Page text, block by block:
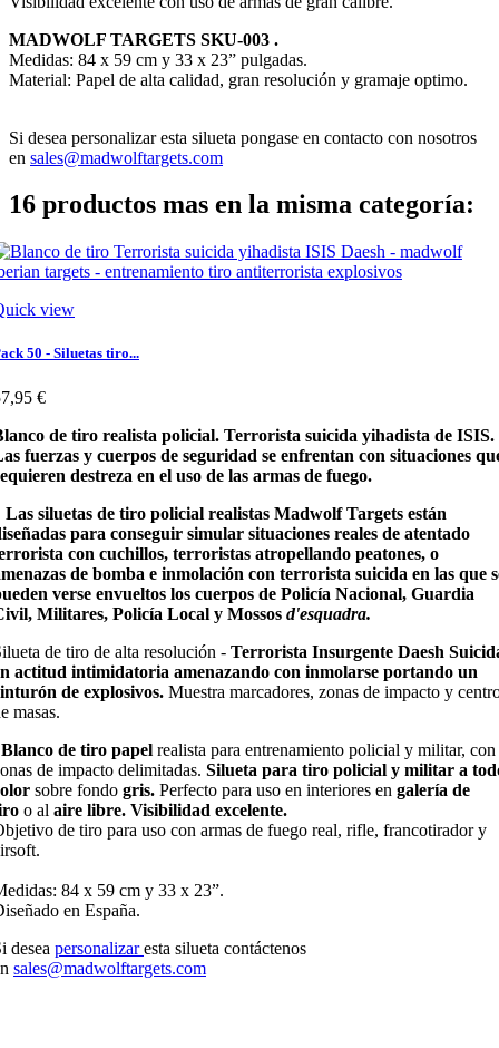
MADWOLF TARGETS SKU-003 .
Medidas: 84 x 59 cm y 33 x 23” pulgadas.
Material: Papel de alta calidad, gran resolución y gramaje optimo.
Si desea personalizar esta silueta pongase en contacto con nosotros
en sales@madwolftargets.com
16 productos mas en la misma categoría:
view
50 - Siluetas tiro...
€
de tiro realista policial. Terrorista suicida yihadista de ISIS.
fuerzas y cuerpos de seguridad se enfrentan con situaciones
destreza en el uso de las armas de fuego.
siluetas de tiro policial realistas Madwolf Targets están
para conseguir simular situaciones reales de atentado
con cuchillos, terroristas atropellando peatones, o
de bomba e inmolación con terrorista suicida en las que
verse envueltos los cuerpos de Policía Nacional, Guardia
Militares, Policía Local y Mossos d'esquadra.
de tiro de alta resolución - Terrorista Insurgente Daesh
actitud intimidatoria amenazando con inmolarse portando un
de explosivos. Muestra marcadores, zonas de impacto y
masas.
de tiro papel realista para entrenamiento policial y militar, con
de impacto delimitadas. Silueta para tiro policial y militar a
sobre fondo gris. Perfecto para uso en interiores en galería de
o al aire libre. Visibilidad excelente.
de tiro para uso con armas de fuego real, rifle, francotirador y
84 x 59 cm y 33 x 23”.
en España.
desea personalizaresta silueta contáctenos
sales@madwolftargets.com